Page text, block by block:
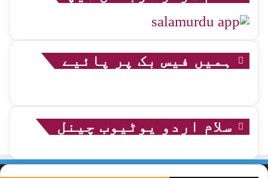
ہمیں فیس بک پر پائیے
سلام اردو یوٹیوب چینل